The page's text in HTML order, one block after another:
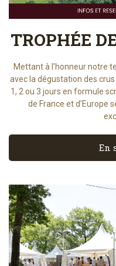
TROPHÉE
Mettant à l’honneur notre
avec la dégustation des
1, 2 ou 3 jours en formule
de France et d’Europe
En